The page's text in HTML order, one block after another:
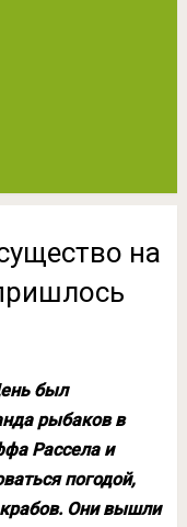
на
был
рыбаков в
Рассела и
погодой,
Они вышли